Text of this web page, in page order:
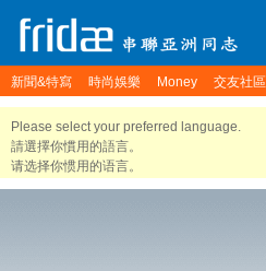
新聞&特寫 時尚娛樂 Money 交友社區
Please select your preferred language.
請選擇你慣用的語言。
请选择你惯用的语言。